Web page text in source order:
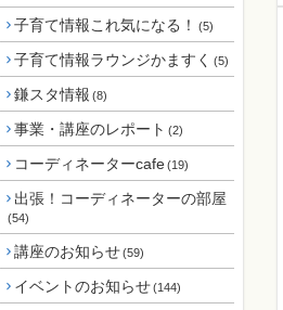
子育て情報これ気になる！ (5)
子育て情報ラウンジかますく (5)
鎌スタ情報 (8)
事業・講座のレポート (2)
コーディネーターcafe(19)
出張！コーディネーターの部屋
(54)
講座のお知らせ(59)
イベントのお知らせ(144)